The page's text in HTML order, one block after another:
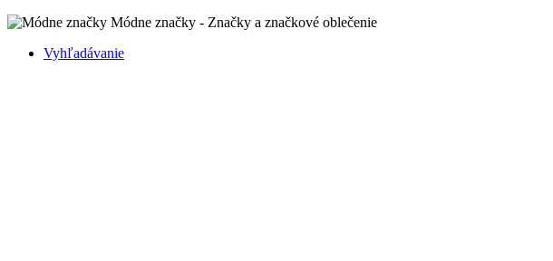
Módne značky - Značky a značkové oblečenie
Vyhľadávanie